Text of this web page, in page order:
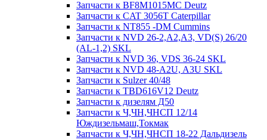
Запчасти к BF8M1015MC Deutz
Запчасти к CAT 3056T Caterpillar
Запчасти к NT855 -DM Cummins
Запчасти к NVD 26-2,A2,A3, VD(S) 26/20
(AL-1,2) SKL
Запчасти к NVD 36, VDS 36-24 SKL
Запчасти к NVD 48-A2U, A3U SKL
Запчасти к Sulzer 40/48
Запчасти к TBD616V12 Deutz
Запчасти к дизелям Д50
Запчасти к Ч,ЧН,ЧНСП 12/14
Юждизельмаш,Токмак
Запчасти к Ч,ЧН,ЧНСП 18-22 Дальдизель